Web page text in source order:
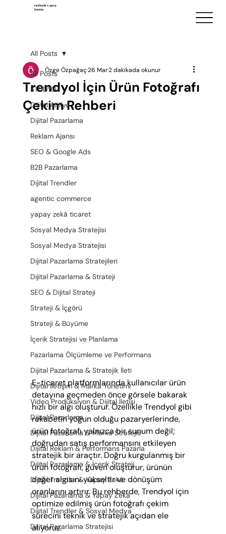
rethink + zero
limits
All Posts
STÜDYO
Dijital Atölye
Dijital Pazarlama
Reklam Ajansı
SEO & Google Ads
B2B Pazarlama
Dijital Trendler
agentic commerce
yapay zekâ ticaret
Sosyal Medya Stratejisi
Sosyal Medya Stratejisi
Dijital Pazarlama Stratejileri
Dijital Pazarlama & Strateji
SEO & Dijital Strateji
Strateji & İçgörü
Strateji & Büyüme
İçerik Stratejisi ve Planlama
Pazarlama Ölçümleme ve Performans
Dijital Pazarlama & Stratejik İleti
Dijital İletişim & Marka Yönetimi
Video Prodüksiyon & Dijital İletişi
Dijital Pazarlama
Dijital Pazarlama & Marka Stratejis
Dijital Reklam & Performans Pazarla
Dijital Pazarlama & İçerik Strateji
Dijital Trendler & Yapay Zekâ
Dijital Pazarlama & Yapay Zekâ
Dijital Trendler & Sosyal Medya
Dijital Pazarlama Stratejisi
All Posts
Trendyol İçin Ürün Fotoğrafı
Çekim Rehberi
Özge Özpağaç26 Mar2 dakikada okunur
E-ticaret platformlarında kullanıcılar ürün
detayına geçmeden önce görsele bakarak
hızlı bir algı oluşturur. Özellikle Trendyol gibi
rekabetin yoğun olduğu pazaryerlerinde,
ürün fotoğrafı yalnızca bir sunum değil;
doğrudan satış performansını etkileyen
stratejik bir araçtır. Doğru kurgulanmış bir
ürün fotoğrafı, güven oluşturur, ürünün
değer algısını yükseltir ve dönüşüm
oranlarını artırır. Bu rehberde, Trendyol için
optimize edilmiş ürün fotoğrafı çekim
sürecini teknik ve stratejik açıdan ele
alıyoruz.